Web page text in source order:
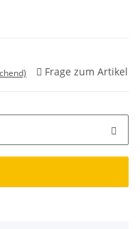
Frage zum Artikel